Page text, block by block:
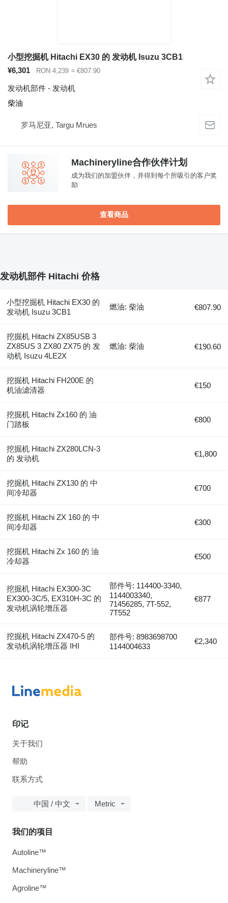
小型挖掘机 Hitachi EX30 的 发动机 Isuzu 3CB1
¥6,301
RON 4,239 ≈ €807.90
发动机部件 - 发动机
柴油
罗马尼亚, Targu Mrues
Machineryline合作伙伴计划
成为我们的加盟伙伴，并得到每个所吸引的客户奖
励
查看商品
发动机部件 Hitachi 价格
小型挖掘机 Hitachi EX30 的
发动机 Isuzu 3CB1
燃油: 柴油 €807.90
挖掘机 Hitachi ZX85USB 3
ZX85US 3 ZX80 ZX75 的 发
动机 Isuzu 4LE2X
燃油: 柴油 €190.60
挖掘机 Hitachi FH200E 的
机油滤清器
€150
挖掘机 Hitachi Zx160 的 油
门踏板
€800
挖掘机 Hitachi ZX280LCN-3
的 发动机
€1,800
挖掘机 Hitachi ZX130 的 中
间冷却器
€700
挖掘机 Hitachi ZX 160 的 中
间冷却器
€300
挖掘机 Hitachi Zx 160 的 油
冷却器
€500
挖掘机 Hitachi EX300-3C
EX300-3C/5, EX310H-3C 的
发动机涡轮增压器
部件号: 114400-3340,
1144003340,
71456285, 7T-552,
7T552
€877
挖掘机 Hitachi ZX470-5 的
发动机涡轮增压器 IHI
部件号: 8983698700
1144004633
€2,340
印记
关于我们
帮助
联系方式
中国 / 中文 Metric
我们的项目
Autoline™
Machineryline™
Agroline™